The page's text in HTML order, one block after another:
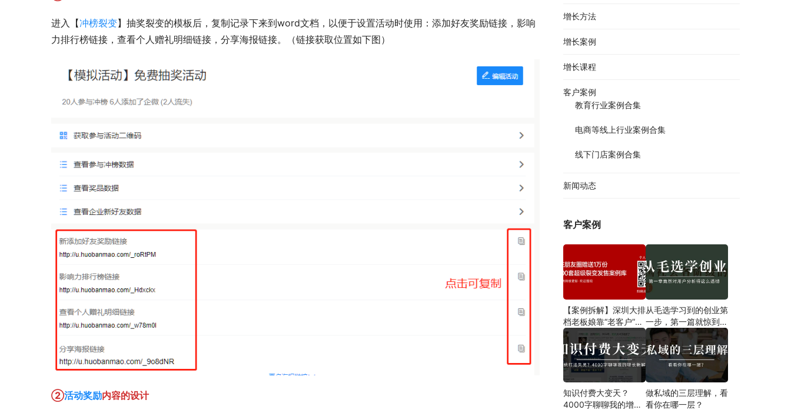
进入【冲榜裂变】抽奖裂变的模板后，复制记录下来到word文档，以便于设置活动时使用：添加好友奖励链接，影响
力排行榜链接，查看个人赠礼明细链接，分享海报链接。（链接获取位置如下图）
②活动奖励内容的设计
增长方法
增长案例
增长课程
客户案例
教育行业案例合集
电商等线上行业案例合集
线下门店案例合集
新闻动态
客户案例
【案例拆解】深圳大排
档老板娘靠“老客户”一
招翻盘，营业额狂飙翻
倍，8点后爆满停单！
从毛选学习到的创业第
一步​，第一篇就惊到我
了！
知识付费大变天？
4000字聊聊我的增长
做私域的三层理解，看
看你在哪一层？